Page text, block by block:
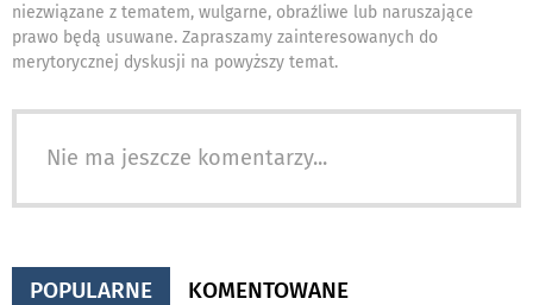
niezwiązane z tematem, wulgarne, obraźliwe lub naruszające
prawo będą usuwane. Zapraszamy zainteresowanych do
merytorycznej dyskusji na powyższy temat.
Nie ma jeszcze komentarzy...
POPULARNE KOMENTOWANE